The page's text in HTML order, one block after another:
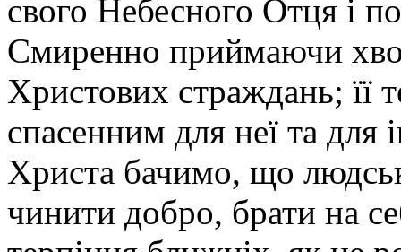
свого Небесного Отця і
Смиренно приймаючи
Христових страждань; її
спасенним для неї та для
Христа бачимо, що
чинити добро, брати на